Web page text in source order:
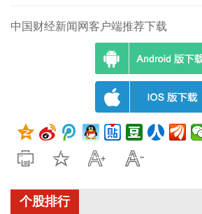
中国财经新闻网客户端推荐下载
个股排行